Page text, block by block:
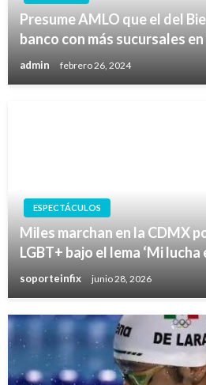
Presume AMLO que el del
banco con más sucursales
admin febrero 26, 2024
ESPECTÁCULOS
Miles marchan en la CDMX
LGBT+ bajo el lema ‘Mi lucha
soporteinfix junio 28, 2026